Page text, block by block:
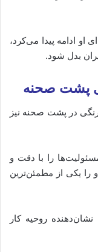
او ادامه پیدا می‌کرد،
بدل شود.
پشت صحنه
در پشت صحنه نیز
مسئولیت‌ها را با دقت و
را یکی از مطمئن‌ترین
روحیه کار